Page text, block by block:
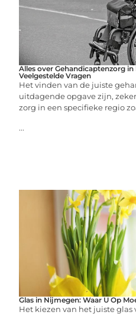
Alles over Gehandicaptenzorg
Veelgestelde Vragen
Het vinden van de juiste
uitdagende opgave zijn,
zorg in een specifieke regio
...
Glas in Nijmegen: Waar U Op
Het kiezen van het juiste